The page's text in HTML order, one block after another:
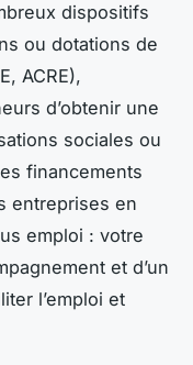
dispositifs
ou dotations de
ACRE),
d’obtenir une
sociales ou
financements
entreprises en
emploi : votre
et d’un
l’emploi et